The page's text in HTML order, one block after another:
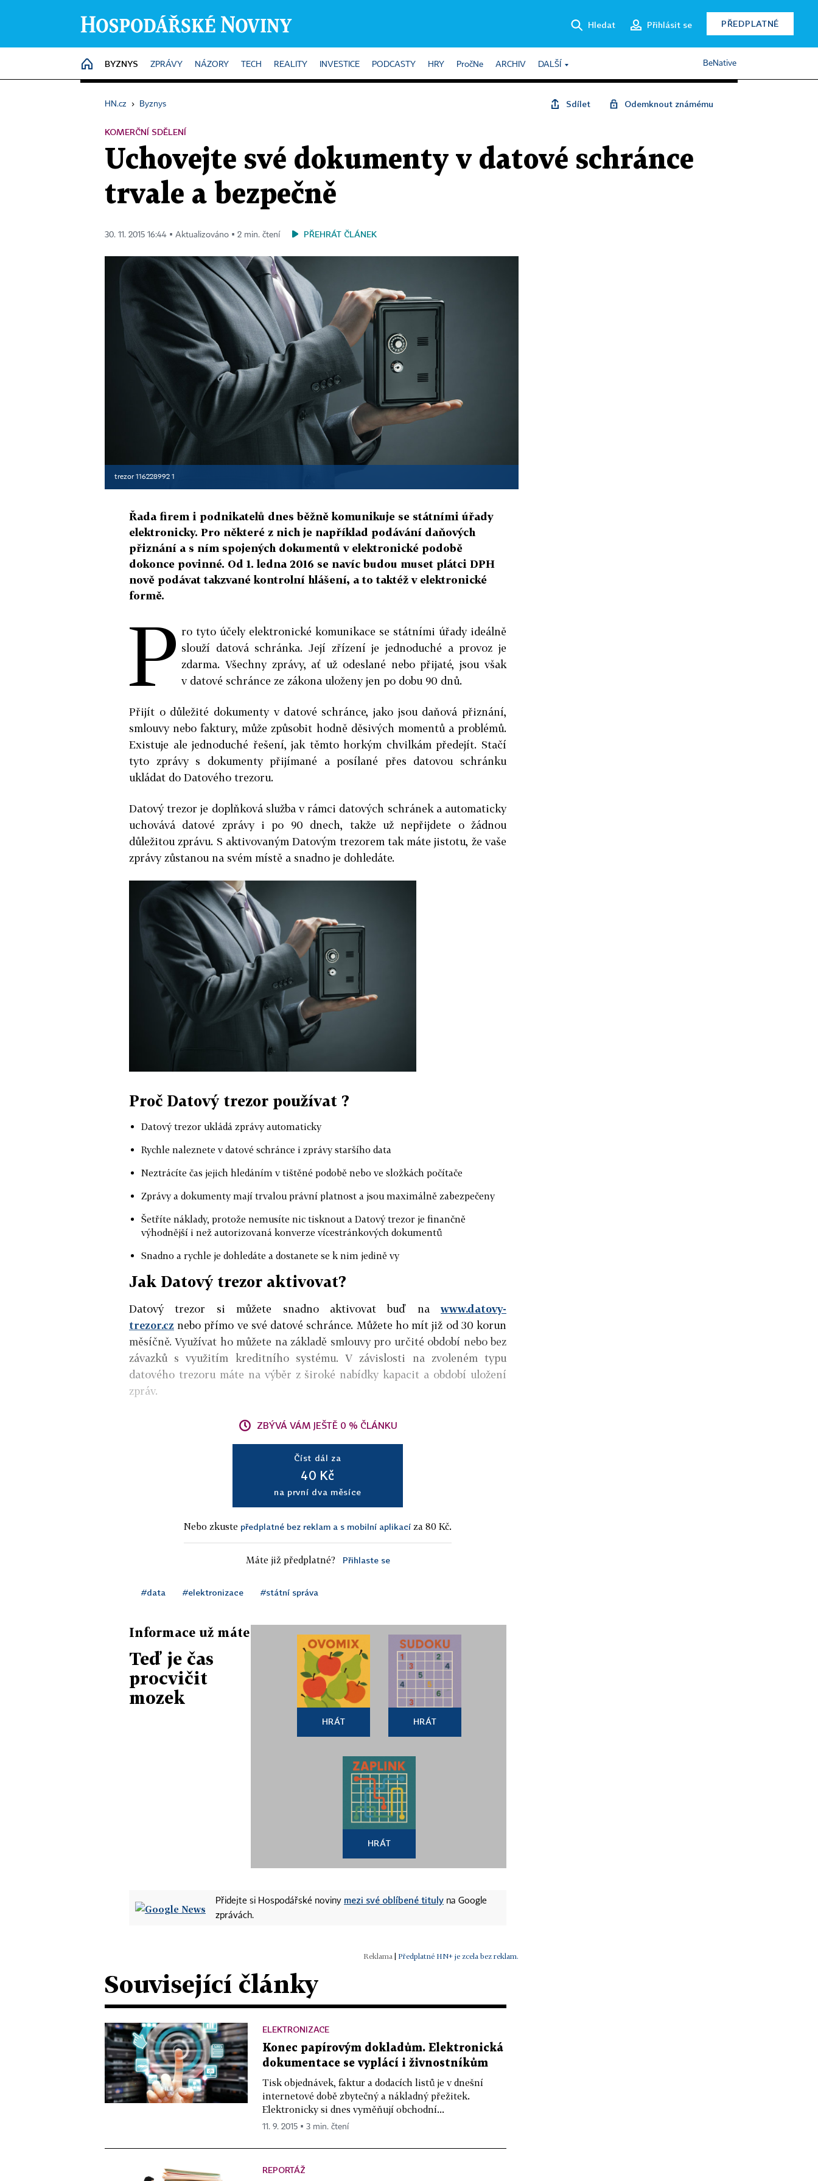
Hledat Přihlásit se PŘEDPLATNÉ
HOME
BYZNYS ZPRÁVY NÁZORY TECH REALITY INVESTICE PODCASTY HRY PročNe ARCHIV DALŠÍ BeNative
HN.cz › Byznys Sdílet Odemknout známému
KOMERČNÍ SDĚLENÍ
Uchovejte své dokumenty v datové schránce
trvale a bezpečně
30. 11. 2015 16:44 ▪ Aktualizováno ▪ 2 min. čtení PŘEHRÁT ČLÁNEK
trezor 116228992 1
Řada firem i podnikatelů dnes běžně komunikuje se státními úřady
elektronicky. Pro některé z nich je například podávání daňových
přiznání a s ním spojených dokumentů v elektronické podobě
dokonce povinné. Od 1. ledna 2016 se navíc budou muset plátci DPH
nově podávat takzvané kontrolní hlášení, a to taktéž v elektronické
formě.
P ro tyto účely elektronické komunikace se státními úřady ideálně
slouží datová schránka. Její zřízení je jednoduché a provoz je
zdarma. Všechny zprávy, ať už odeslané nebo přijaté, jsou však
v datové schránce ze zákona uloženy jen po dobu 90 dnů.
Přijít o důležité dokumenty v datové schránce, jako jsou daňová přiznání,
smlouvy nebo faktury, může způsobit hodně děsivých momentů a problémů.
Existuje ale jednoduché řešení, jak těmto horkým chvilkám předejít. Stačí
tyto zprávy s dokumenty přijímané a posílané přes datovou schránku
ukládat do Datového trezoru.
Datový trezor je doplňková služba v rámci datových schránek a automaticky
uchovává datové zprávy i po 90 dnech, takže už nepřijdete o žádnou
důležitou zprávu. S aktivovaným Datovým trezorem tak máte jistotu, že vaše
zprávy zůstanou na svém místě a snadno je dohledáte.
Proč Datový trezor používat ?
Datový trezor ukládá zprávy automaticky
Rychle naleznete v datové schránce i zprávy staršího data
Neztrácíte čas jejich hledáním v tištěné podobě nebo ve složkách počítače
Zprávy a dokumenty mají trvalou právní platnost a jsou maximálně zabezpečeny
Šetříte náklady, protože nemusíte nic tisknout a Datový trezor je finančně
výhodnější i než autorizovaná konverze vícestránkových dokumentů
Snadno a rychle je dohledáte a dostanete se k nim jedině vy
Jak Datový trezor aktivovat?
Datový trezor si můžete snadno aktivovat buď nawww.datovy-
trezor.cz nebo přímo ve své datové schránce. Můžete ho mít již od 30 korun
měsíčně.Využívat ho můžete na základě smlouvy pro určité období nebo bez
závazků s využitím kreditního systému. V závislosti na zvoleném typu
datového trezoru máte na výběr z široké nabídky kapacit a období uložení
zpráv.
ZBÝVÁ VÁM JEŠTĚ 0 % ČLÁNKU
Číst dál za
40 Kč
na první dva měsíce
Nebo zkuste předplatné bez reklam a s mobilní aplikací za 80 Kč.
Máte již předplatné? Přihlaste se
#data #elektronizace #státní správa
Informace už máte
Teď je čas
procvičit
mozek
HRÁT HRÁT
HRÁT
Přidejte si Hospodářské noviny mezi své oblíbené tituly na Google
zprávách.
| Předplatné HN+ je zcela bez reklam.
Související články
ELEKTRONIZACE
Konec papírovým dokladům. Elektronická
dokumentace se vyplácí i živnostníkům
Tisk objednávek, faktur a dodacích listů je v dnešní
internetové době zbytečný a nákladný přežitek.
Elektronicky si dnes vyměňují obchodní...
11. 9. 2015 ▪ 3 min. čtení
REPORTÁŽ